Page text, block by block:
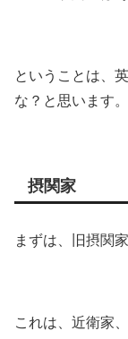
ということは、
な？と思います。
摂関家
まずは、旧摂関
これは、近衛家